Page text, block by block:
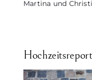
Martina und